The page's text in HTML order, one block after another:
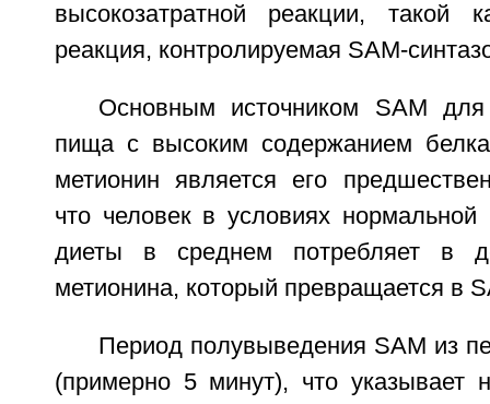
высокозатратной реакции, такой
реакция, контролируемая SAM-
Основным источником SAM для
пища с высоким содержанием
метионин является его
что человек в условиях
диеты в среднем потребляет в
метионина, который превращается в
Период полувыведения SAM из
(примерно 5 минут), что указывает